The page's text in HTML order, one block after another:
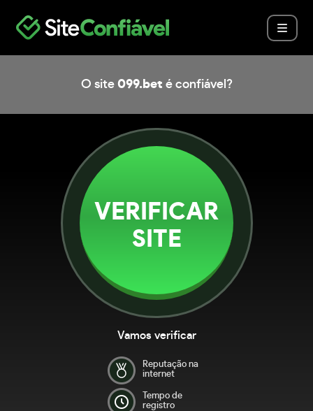
O site 099.bet é confiável?
VERIFICAR
SITE
Vamos verificar
Reputação na
internet
Tempo de
registro